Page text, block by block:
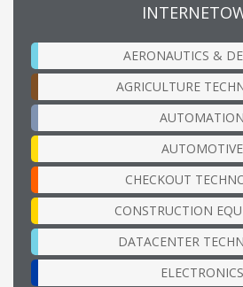
AERONAUTICS &
AGRICULTURE
AUTOMATION
AUTOMOTIVE
CHECKOUT
CONSTRUCTION
DATACENTER
ELECTRONICS